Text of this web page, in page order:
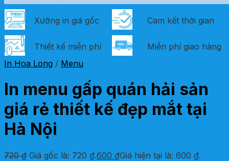
Xưởng in giá gốc Cam kết thời gian
Thiết kế miễn phí
Miễn phí giao hàng
In Hoa Long / Menu
In menu gấp quán hải sản
giá rẻ thiết kế đẹp mắt tại
Hà Nội
720₫ Giá gốc là: 720 ₫.600 ₫Giá hiện tại là: 600 ₫.